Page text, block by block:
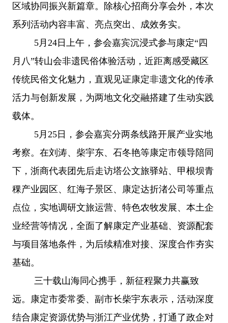
区域协同振兴新篇章。除核心招商分享会外，本次
系列活动内容丰富、亮点突出、成效务实。
5月24日上午，参会嘉宾沉浸式参与康定“四
月八”转山会非遗民俗体验活动，近距离感受藏区
传统民俗文化魅力，直观见证康定非遗文化的传承
活力与创新发展，为两地文化交融搭建了生动实践
载体。
5月25日，参会嘉宾分两条线路开展产业实地
考察。在刘涛、柴宇东、石冬艳等康定市领导陪同
下，浙商代表团先后走访塔公文旅驿站、甲根坝青
稞产业园区、红海子景区、康定达折渚公司等重点
点位，实地调研文旅运营、特色农牧发展、本土企
业经营等情况，全面了解康定产业基础、资源配套
与项目落地条件，为后续精准对接、深度合作夯实
基础。
三十载山海同心携手，新征程聚力共赢致
远。康定市委常委、副市长柴宇东表示，活动深度
结合康定资源优势与浙江产业优势，打通了政企对